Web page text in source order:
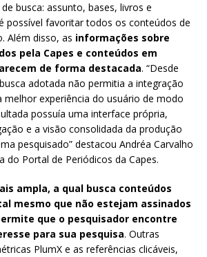
busca: assunto, bases, livros e
possível favoritar todos os conteúdos de
Além disso, as informações sobre
pela Capes e conteúdos em
de forma destacada. “Desde
adotada não permitia a integração
melhor experiência do usuário de modo
possuía uma interface própria,
e a visão consolidada da produção
pesquisado” destacou Andréa Carvalho
do Portal de Periódicos da Capes.
ampla, a qual busca conteúdos
mesmo que não estejam assinados
que o pesquisador encontre
para sua pesquisa. Outras
PlumX e as referências clicáveis,